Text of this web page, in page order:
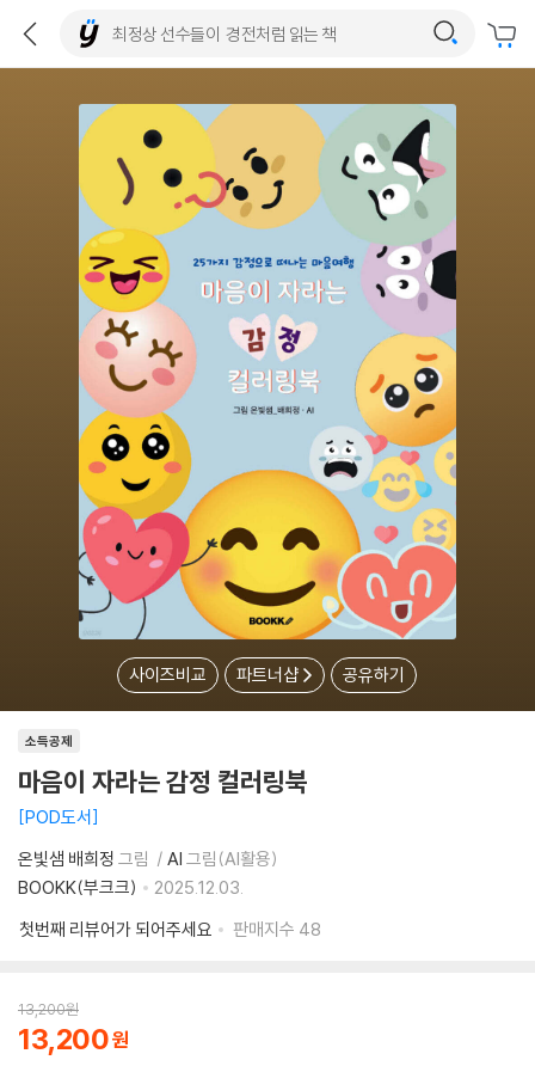
사이즈비교 파트너샵 공유하기
소득공제
마음이 자라는 감정 컬러링북
POD도서
온빛샘 배희정 그림 AI 그림(AI활용)
BOOKK(부크크)
2025.12.03.
첫번째 리뷰어가 되어주세요
판매지수 48
13,200원
13,200